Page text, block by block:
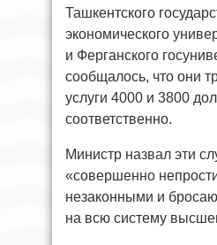
Ташкентского
экономического
и Ферганского
сообщалось, что они
услуги 4000 и 3800
соответственно.
Министр назвал эти
«совершенно
незаконными и
на всю систему